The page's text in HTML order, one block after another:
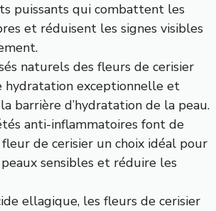
puissants qui combattent les
et réduisent les signes visibles
naturels des fleurs de cerisier
hydratation exceptionnelle et
barrière d’hydratation de la peau.
anti-inflammatoires font de
fleur de cerisier un choix idéal pour
sensibles et réduire les
ellagique, les fleurs de cerisier